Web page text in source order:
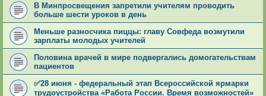
В Минпросвещения запретили учителям проводить
больше шести уроков в день
Меньше разносчика пиццы: главу Совфеда возмутили
зарплаты молодых учителей
Половина врачей в мире подвергались домогательствам
пациентов
✅28 июня - федеральный этап Всероссийской ярмарки
трудоустройства «Работа России. Время возможностей»